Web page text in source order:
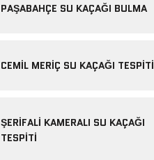
PAŞABAHÇE SU KAÇAĞI BULMA
CEMIL MERIÇ SU KAÇAĞI TESPITI
ŞERIFALI KAMERALI SU KAÇAĞI
TESPITI